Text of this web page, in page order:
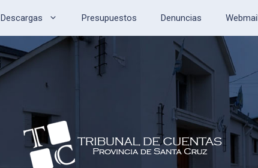
Descargas Presupuestos Denuncias